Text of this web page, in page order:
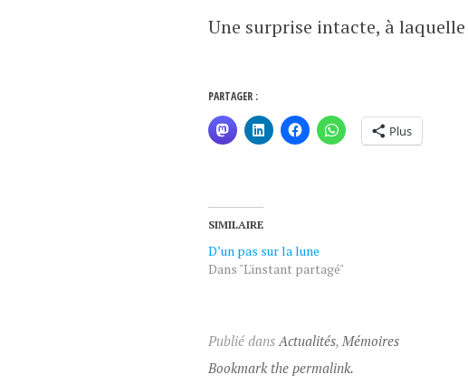
Une surprise intacte, à
PARTAGER :
Plus
SIMILAIRE
D’un pas sur la lune
Dans "L'instant partagé"
Publié dansActualités, Mémoires
Bookmark the permalink.